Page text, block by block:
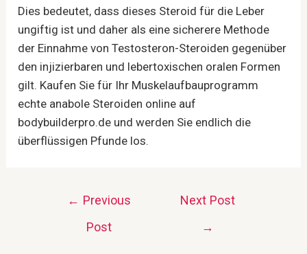
Dies bedeutet, dass dieses Steroid für die Leber
ungiftig ist und daher als eine sicherere Methode
der Einnahme von Testosteron-Steroiden gegenüber
den injizierbaren und lebertoxischen oralen Formen
gilt. Kaufen Sie für Ihr Muskelaufbauprogramm
echte anabole Steroiden online auf
bodybuilderpro.de und werden Sie endlich die
überflüssigen Pfunde los.
← Previous
Post
Next Post
→